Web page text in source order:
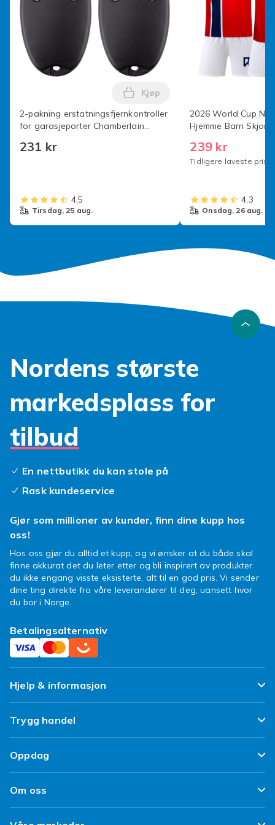
Takk for din støtte :)
Artikkel nr.
0da3d221-8aa3-4322-b9ca-0fb9d5aaa221
Produktsikkerhetsinformasjon
2-pakning erstatningsfjernkontroller
for garasjeporter Chamberlain
| ML700 | ML500 | ML850 | Merlin
231 kr
Legg 2-pakning
Kjøp
4,5
tirsdag, 25 aug.
2026 World Cup
Hjemme Barn
239 kr
Tidligere laveste pris:
4,3
onsdag, 26 aug.
Nordens største
markedsplass for
tilbud
En nettbutikk du kan stole på
Rask kundeservice
Gjør som millioner av kunder, finn dine kupp hos
oss!
Hos oss gjør du alltid et kupp, og vi ønsker at du både skal
finne akkurat det du leter etter og bli inspirert av produkter
du ikke engang visste eksisterte, alt til en god pris. Vi sender
dine ting direkte fra våre leverandører til deg, uansett hvor
du bor i Norge.
Betalingsalternativ
Hjelp & informasjon
Ofte stilte spørsmål
Spor pakken min
Angre & returner her
Leverering
Trygg handel
Fornøyd kunde-løfte
Kundeanmeldelser
Oppdag
Design dine egne klær
Design ditt eget mobildeksel
Om oss
Om Fyndiq